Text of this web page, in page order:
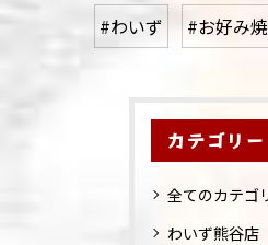
#わいず #お好み
カテゴリー
全てのカテゴ
わいず熊谷店